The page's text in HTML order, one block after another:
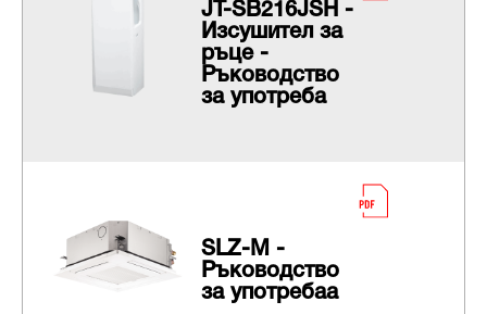
JT-SB216JSH -
Изсушител за
ръце -
Ръководство
за употреба
SLZ-M -
Ръководство
за употребаа